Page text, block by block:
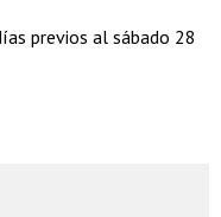
previos al sábado 28